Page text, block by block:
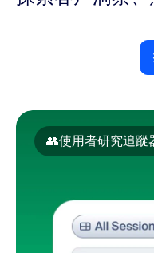
👥使用者研究追蹤